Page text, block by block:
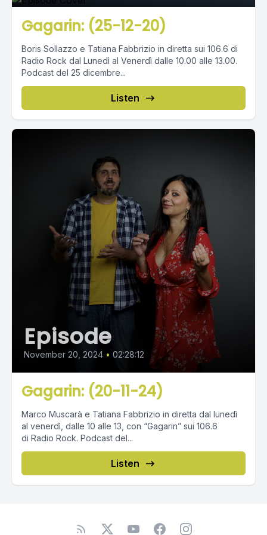
Gagarin: (25-12-20)
Boris Sollazzo e Tatiana Fabbrizio in diretta sui 106.6 di
Radio Rock dal Lunedì al Venerdì dalle 10.00 alle 13.00.
Podcast del 25 dicembre...
Listen
Episode
November 20, 2024 • 02:28:12
Gagarin: (20-11-24)
Marco Muscarà e Tatiana Fabbrizio in diretta dal lunedì
al venerdì, dalle 10 alle 13, con “Gagarin” sui 106.6
di Radio Rock. Podcast del...
Listen